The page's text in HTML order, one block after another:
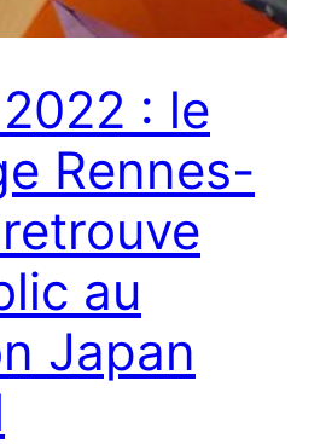
: le
Rennes-
au
Japan